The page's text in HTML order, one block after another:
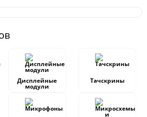
Дисплейные
модули
Тачскрины